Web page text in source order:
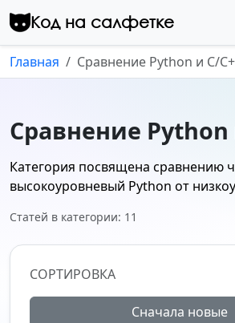
Перейти к контенту
Код на салфетке
Главная Сравнение Python и С/
Сравнение Python
Категория посвящена сравнению
высокоуровневый Python от
Статей в категории: 11
СОРТИРОВКА
Сначала новые